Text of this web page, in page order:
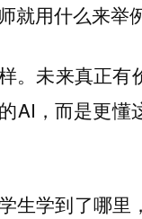
就用什么来举例
。未来真正有
AI，而是更懂
生学到了哪里